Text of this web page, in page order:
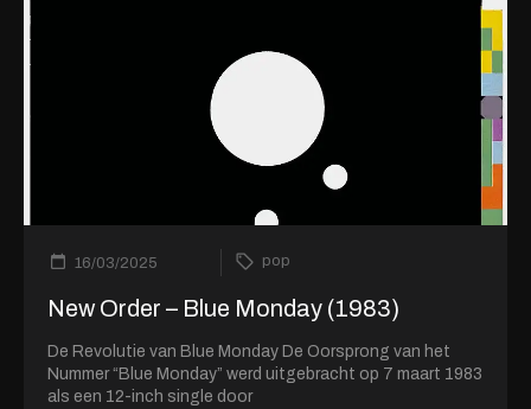
16/03/2025 pop
New Order – Blue Monday (1983)
De Revolutie van Blue Monday De Oorsprong van het
Nummer “Blue Monday” werd uitgebracht op 7 maart 1983
als een 12-inch single door